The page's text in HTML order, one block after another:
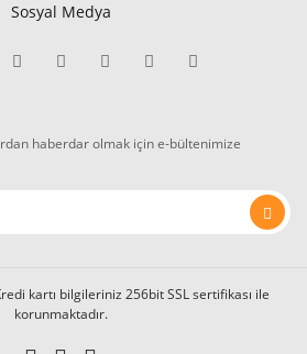
Sosyal Medya
haberdar olmak için e-bültenimize
kartı bilgileriniz 256bit SSL sertifikası ile
korunmaktadır.